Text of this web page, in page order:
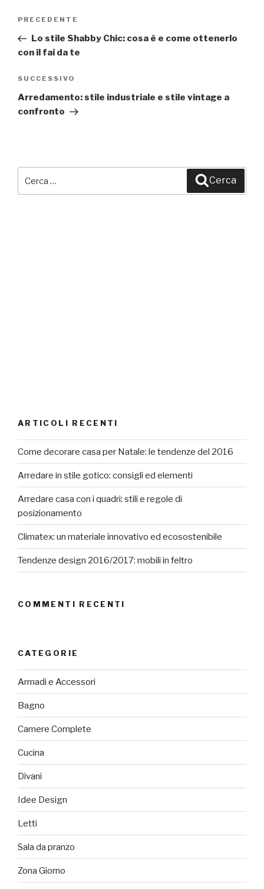
Navigazione
Articolo
precedente:
PRECEDENTE
Lo stile Shabby Chic: cosa è e come ottenerlo
con il fai da te
Articolo
successivo
SUCCESSIVO
Arredamento: stile industriale e stile vintage a
confronto
Cerca
ARTICOLI RECENTI
Come decorare casa per Natale: le tendenze del 2016
Arredare in stile gotico: consigli ed elementi
Arredare casa con i quadri: stili e regole di
posizionamento
Climatex: un materiale innovativo ed ecosostenibile
Tendenze design 2016/2017: mobili in feltro
COMMENTI RECENTI
CATEGORIE
Armadi e Accessori
Bagno
Camere Complete
Cucina
Divani
Idee Design
Letti
Sala da pranzo
Zona Giorno